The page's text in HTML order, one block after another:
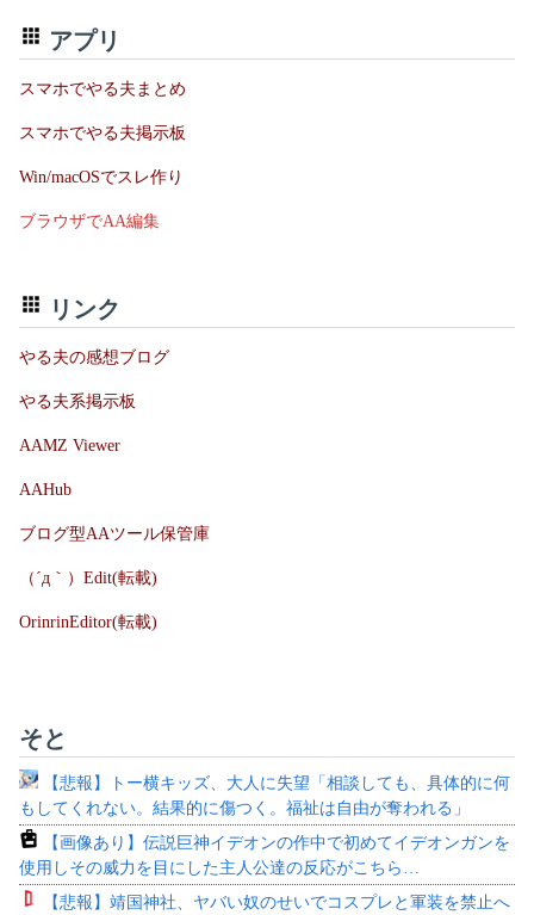
アプリ
スマホでやる夫まとめ
スマホでやる夫掲示板
Win/macOSでスレ作り
ブラウザでAA編集
リンク
やる夫の感想ブログ
やる夫系掲示板
AAMZ Viewer
AAHub
ブログ型AAツール保管庫
（´д｀）Edit(転載)
OrinrinEditor(転載)
そと
【悲報】トー横キッズ、大人に失望「相談しても、具体的に何
もしてくれない。結果的に傷つく。福祉は自由が奪われる」
【画像あり】伝説巨神イデオンの作中で初めてイデオンガンを
使用しその威力を目にした主人公達の反応がこちら…
【悲報】靖国神社、ヤバい奴のせいでコスプレと軍装を禁止へ